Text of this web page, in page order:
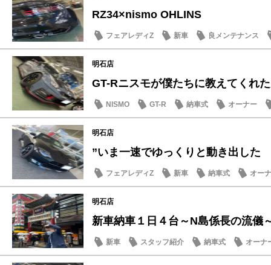
RZ34×nismo OHLINS
フェアレディZ 新車 良メンテナンス
明石店
GT-Rニスモが僕たちに教えてくれ
NISMO GT-R 納車式 オーナー
明石店
”いま一速でゆっくりと動き出した
フェアレディZ 新車 納車式 オー
明石店
新車納車１日４台～N島係長の流儀
新車 スタッフ紹介 納車式 オーナ